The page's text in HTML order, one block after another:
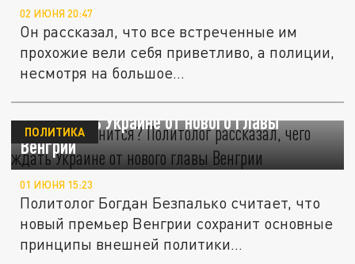
02 ИЮНЯ 20:47
Он рассказал, что все встреченные им
прохожие вели себя приветливо, а полиции,
несмотря на большое...
Что-то изменится? Политолог рассказал,
чего ждать Украине от нового главы
Венгрии
ПОЛИТИКА
01 ИЮНЯ 15:23
Политолог Богдан Безпалько считает, что
новый премьер Венгрии сохранит основные
принципы внешней политики...